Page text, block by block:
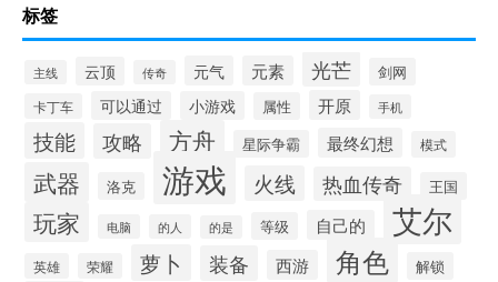
标签
主线 云顶 传奇 元气 元素 光芒 剑网
卡丁车 可以通过 小游戏 属性 开原 手机
技能 攻略 方舟 星际争霸 最终幻想 模式
武器 洛克 游戏 火线 热血传奇 王国
玩家 电脑 的人 的是 等级 自己的 艾尔
英雄 荣耀 萝卜 装备 西游 角色 解锁